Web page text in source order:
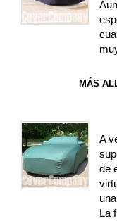
MÁS
A
de
La